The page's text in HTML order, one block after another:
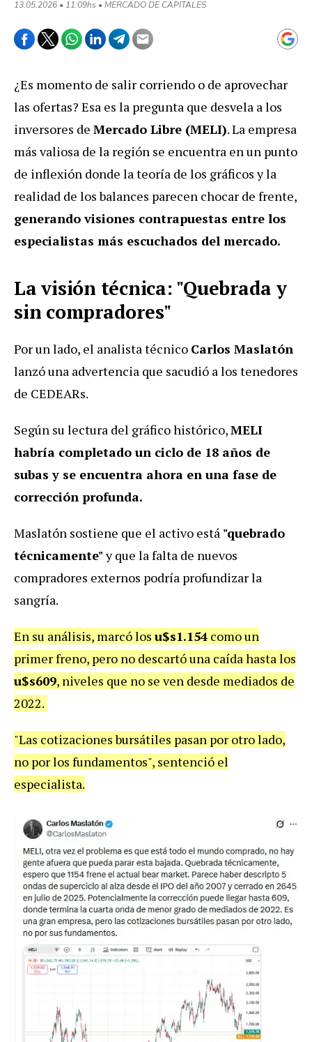
13.05.2026 • 11:09hs • MERCADO DE CAPITALES
¿Es momento de salir corriendo o de aprovechar
las ofertas? Esa es la pregunta que desvela a los
inversores de Mercado Libre (MELI). La empresa
más valiosa de la región se encuentra en un punto
de inflexión donde la teoría de los gráficos y la
realidad de los balances parecen chocar de frente,
generando visiones contrapuestas entre los
especialistas más escuchados del mercado.
La visión técnica: "Quebrada y
sin compradores"
Por un lado, el analista técnico Carlos Maslatón
lanzó una advertencia que sacudió a los tenedores
de CEDEARs.
Según su lectura del gráfico histórico,MELI
habría completado un ciclo de 18 años de
subas y se encuentra ahora en una fase de
corrección profunda.
Maslatón sostiene que el activo está "quebrado
técnicamente"y que la falta de nuevos
compradores externos podría profundizar la
sangría.
En su análisis, marcó los u$s1.154 como un
primer freno, pero no descartó una caída hasta los
u$s609, niveles que no se ven desde mediados de
2022.
"Las cotizaciones bursátiles pasan por otro lado,
no por los fundamentos", sentenció el
especialista.